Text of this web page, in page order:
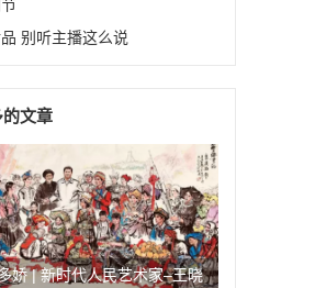
别听主播这么说
文章
娇 | 新时代人民艺术家–王晓